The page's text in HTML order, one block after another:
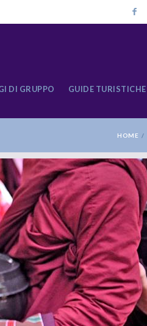
DI GRUPPO GUIDE TURISTICHE
HOME